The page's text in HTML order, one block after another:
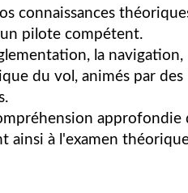
connaissances
pilote compétent.
la navigation,
du vol, animés par des
approfondie
ainsi à l'examen